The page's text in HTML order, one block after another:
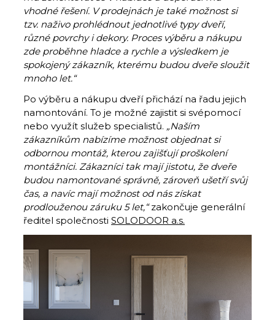
vhodné řešení. V prodejnách je také možnost si
tzv. naživo prohlédnout jednotlivé typy dveří,
různé povrchy i dekory. Proces výběru a nákupu
zde proběhne hladce a rychle a výsledkem je
spokojený zákazník, kterému budou dveře sloužit
mnoho let.“
Po výběru a nákupu dveří přichází na řadu jejich
namontování. To je možné zajistit si svépomocí
nebo využít služeb specialistů. „Naším
zákazníkům nabízíme možnost objednat si
odbornou montáž, kterou zajišťují proškolení
montážníci. Zákazníci tak mají jistotu, že dveře
budou namontované správně, zároveň ušetří svůj
čas, a navíc mají možnost od nás získat
prodlouženou záruku 5 let,“zakončuje generální
ředitel společnosti SOLODOOR a.s.